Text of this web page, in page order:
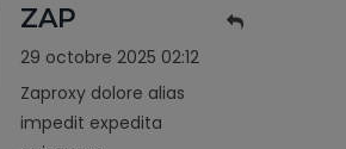
ZAP
29 octobre 2025 02:12
Zaproxy dolore alias
impedit expedita